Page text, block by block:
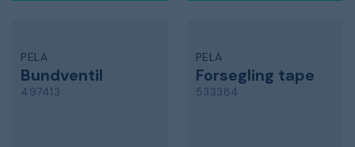
PELA
Bundventil
497413
PELA
Forsegling tape
533384